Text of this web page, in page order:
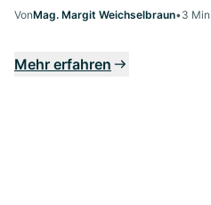
VonMag. Margit Weichselbraun•3
Mehr erfahren